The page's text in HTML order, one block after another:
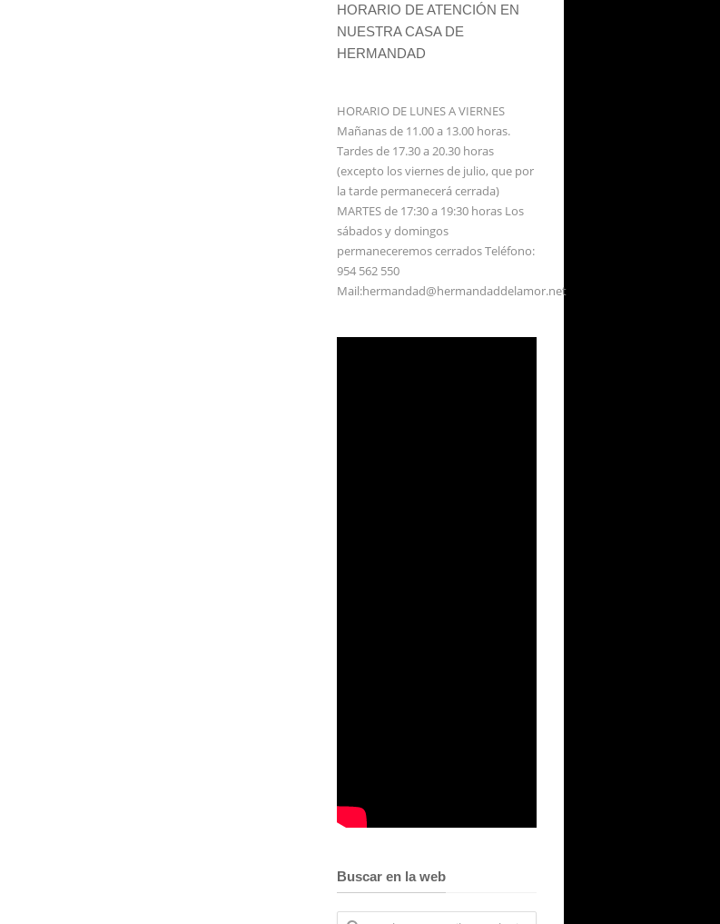
HORARIO DE ATENCIÓN EN
NUESTRA CASA DE
HERMANDAD
HORARIO DE LUNES A VIERNES
Mañanas de 11.00 a 13.00 horas.
Tardes de 17.30 a 20.30 horas
(excepto los viernes de julio, que por
la tarde permanecerá cerrada)
MARTES de 17:30 a 19:30 horas Los
sábados y domingos
permaneceremos cerrados Teléfono:
954 562 550
Mail:hermandad@hermandaddelamor.net
Buscar en la web